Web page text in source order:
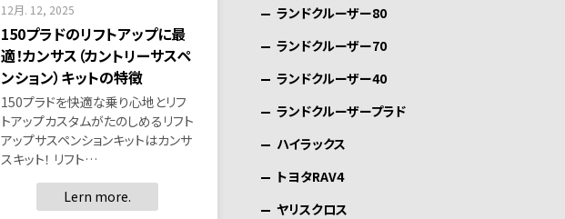
12月. 12, 2025
150プラドのリフトアップに最
適！カンサス（カントリーサスペ
ンション）キットの特徴
150プラドを快適な乗り心地とリフ
トアップカスタムがたのしめるリフト
アップサスペンションキットはカンサ
スキット！ リフト…
Lern more.
ランドクルーザー80
ランドクルーザー70
ランドクルーザー40
ランドクルーザープラド
ハイラックス
トヨタRAV4
ヤリスクロス